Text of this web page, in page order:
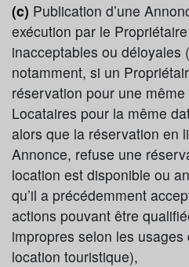
(c) Publication d’une
exécution par le
inacceptables ou déloyales
notamment, si un
réservation pour une
Locataires pour la même
alors que la réservation en
Annonce, refuse une
location est disponible ou
qu’il a précédemment
actions pouvant être
impropres selon les usages
location touristique),